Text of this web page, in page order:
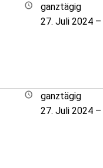
ganztägig
27. Juli 2024 –
ganztägig
27. Juli 2024 –